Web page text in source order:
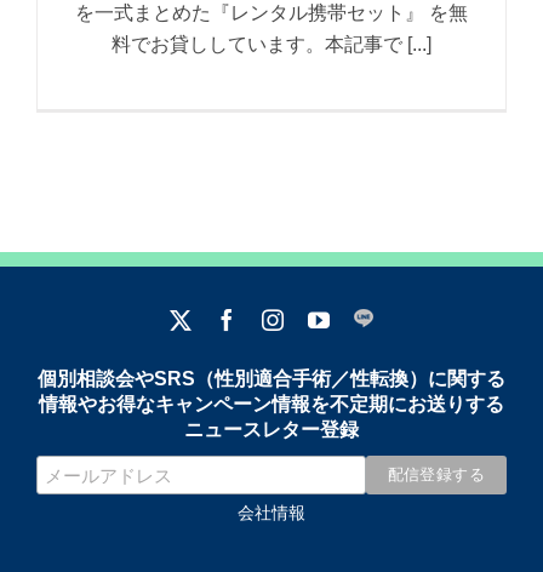
を一式まとめた『レンタル携帯セット』 を無
料でお貸ししています。本記事で [...]
個別相談会やSRS（性別適合手術／性転換）に関する
情報やお得なキャンペーン情報を不定期にお送りする
ニュースレター登録
会社情報